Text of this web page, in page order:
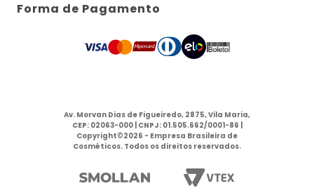
Forma de Pagamento
Av. Morvan Dias de Figueiredo, 2875, Vila Maria,
CEP: 02063-000 | CNPJ: 01.505.662/0001-86 |
Copyright©2026 - Empresa Brasileira de
Cosméticos. Todos os direitos reservados.